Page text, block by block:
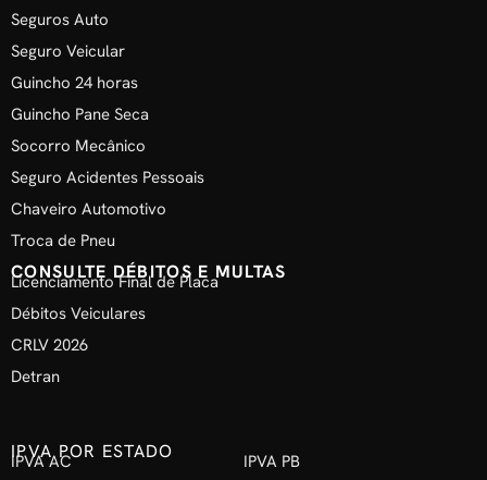
Seguros Auto
Seguro Veicular
Guincho 24 horas
Guincho Pane Seca
Socorro Mecânico
Seguro Acidentes Pessoais
Chaveiro Automotivo
Troca de Pneu
CONSULTE DÉBITOS E MULTAS
Licenciamento Final de Placa
Débitos Veiculares
CRLV 2026
Detran
IPVA POR ESTADO
IPVA AC
IPVA PB